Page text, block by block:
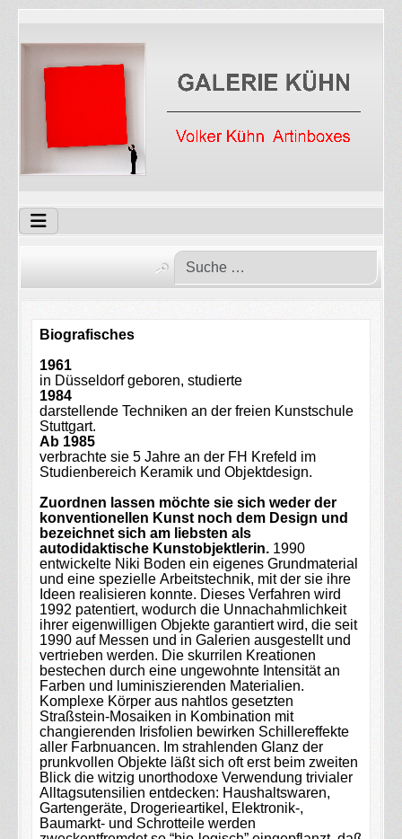
Biografisches
1961
in Düsseldorf geboren, studierte
1984
darstellende Techniken an der freien Kunstschule
Stuttgart.
Ab 1985
verbrachte sie 5 Jahre an der FH Krefeld im
Studienbereich Keramik und Objektdesign.
Zuordnen lassen möchte sie sich weder der
konventionellen Kunst noch dem Design und
bezeichnet sich am liebsten als
autodidaktische Kunstobjektlerin.1990
entwickelte Niki Boden ein eigenes Grundmaterial
und eine spezielle Arbeitstechnik, mit der sie ihre
Ideen realisieren konnte. Dieses Verfahren wird
1992 patentiert, wodurch die Unnachahmlichkeit
ihrer eigenwilligen Objekte garantiert wird, die seit
1990 auf Messen und in Galerien ausgestellt und
vertrieben werden. Die skurrilen Kreationen
bestechen durch eine ungewohnte Intensität an
Farben und luminiszierenden Materialien.
Komplexe Körper aus nahtlos gesetzten
Straßstein-Mosaiken in Kombination mit
changierenden Irisfolien bewirken Schillereffekte
aller Farbnuancen. Im strahlenden Glanz der
prunkvollen Objekte läßt sich oft erst beim zweiten
Blick die witzig unorthodoxe Verwendung trivialer
Alltagsutensilien entdecken: Haushaltswaren,
Gartengeräte, Drogerieartikel, Elektronik-,
Baumarkt- und Schrotteile werden